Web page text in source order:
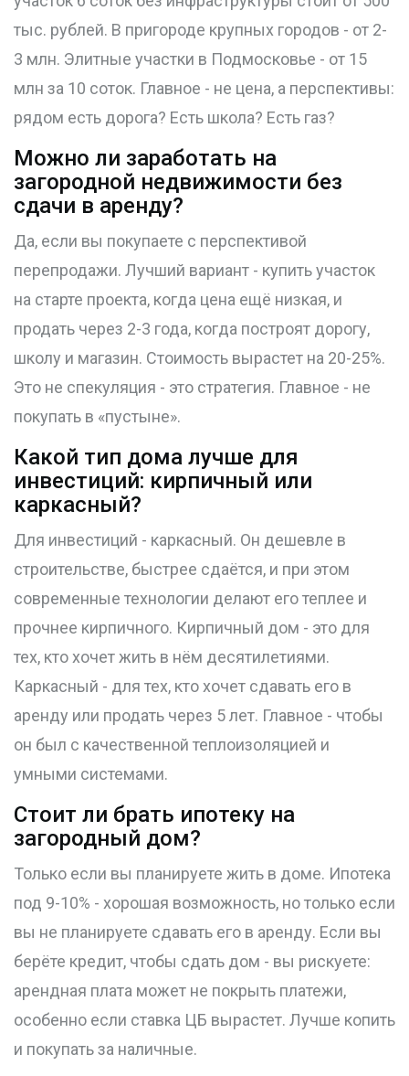
тыс. рублей. В пригороде крупных городов - от 2-
3 млн. Элитные участки в Подмосковье - от 15
млн за 10 соток. Главное - не цена, а перспективы:
рядом есть дорога? Есть школа? Есть газ?
Можно ли заработать на
загородной недвижимости без
сдачи в аренду?
Да, если вы покупаете с перспективой
перепродажи. Лучший вариант - купить участок
на старте проекта, когда цена ещё низкая, и
продать через 2-3 года, когда построят дорогу,
школу и магазин. Стоимость вырастет на 20-25%.
Это не спекуляция - это стратегия. Главное - не
покупать в «пустыне».
Какой тип дома лучше для
инвестиций: кирпичный или
каркасный?
Для инвестиций - каркасный. Он дешевле в
строительстве, быстрее сдаётся, и при этом
современные технологии делают его теплее и
прочнее кирпичного. Кирпичный дом - это для
тех, кто хочет жить в нём десятилетиями.
Каркасный - для тех, кто хочет сдавать его в
аренду или продать через 5 лет. Главное - чтобы
он был с качественной теплоизоляцией и
умными системами.
Стоит ли брать ипотеку на
загородный дом?
Только если вы планируете жить в доме. Ипотека
под 9-10% - хорошая возможность, но только если
вы не планируете сдавать его в аренду. Если вы
берёте кредит, чтобы сдать дом - вы рискуете:
арендная плата может не покрыть платежи,
особенно если ставка ЦБ вырастет. Лучше копить
и покупать за наличные.